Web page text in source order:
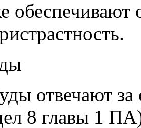
обеспечивают
отвечают за
8 главы 1